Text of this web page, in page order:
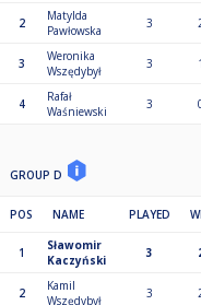
2
Matylda
Pawłowska
3
3
Weronika
Wszędybył
3 1
4
Rafał
Waśniewski
3
GROUP D
POS NAME PLAYED
1
Sławomir
Kaczyński
3
2
Kamil
Wszędybył
3